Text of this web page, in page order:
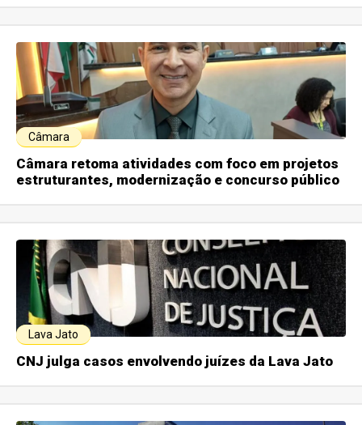
Câmara
Câmara retoma atividades com foco em projetos
estruturantes, modernização e concurso público
Lava Jato
CNJ julga casos envolvendo juízes da Lava Jato